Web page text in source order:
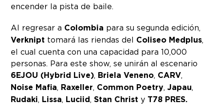
encender la pista de baile.
Al regresar a Colombia para su segunda edición,
Verknipt tomará las riendas del Coliseo Medplus,
el cual cuenta con una capacidad para 10,000
personas. Para este show, se unirán al escenario
6EJOU (Hybrid Live), Briela Veneno, CARV,
Noise Mafia, Raxeller, Common Poetry,Japau,
Rudaki, Lissa, Luciid,Stan Christ y T78 PRES.